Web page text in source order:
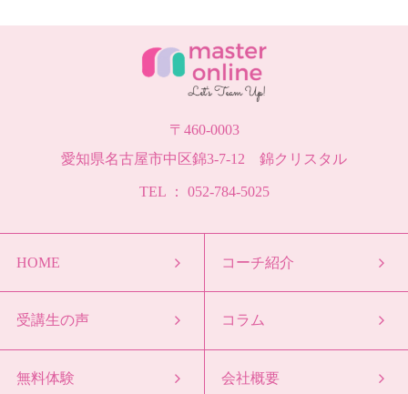
〒460-0003
愛知県名古屋市中区錦3-7-12 錦クリスタル
TEL ： 052-784-5025
HOME コーチ紹介
受講生の声 コラム
無料体験 会社概要